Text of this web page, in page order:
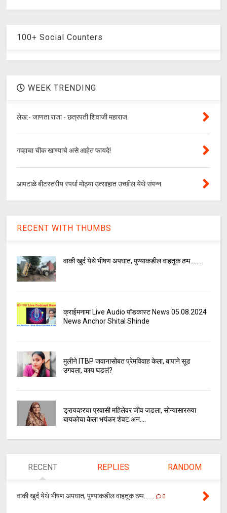
100+ Social Counters
WEEK TRENDING
लेख:- जाणता राजा - छत्रपती शिवाजी महाराज.
गव्हाचा चीक खाण्याचे असे आहेत फायदे!
आपटाळे बीटस्तरीय स्पर्धा मोठ्या उत्साहात उच्छील येथे संपन्न.
RECENT WITH THUMBS
वाकी खुर्द येथे भीषण अपघात, पुण्याकडील वाहतूक ठप्प.......
क्राईमनामा Live Audio पॉडकास्ट News 05.08.2024
News Anchor Shital Shinde
मुलीने ITBP जवानासोबत प्रेमविवाह केला, बापाने सूड
उगवला, काय घडलं?
ड्रायव्हरचा प्रवासी महिलेवर जीव जडला, सोन्यासारख्या
बायकोचा केला भयंकर शेवट अन....
RECENT REPLIES RANDOM
वाकी खुर्द येथे भीषण अपघात, पुण्याकडील वाहतूक ठप्प....... 0